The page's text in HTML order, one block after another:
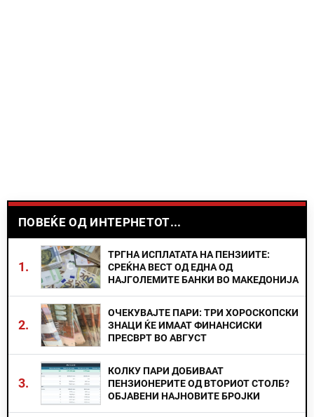
ПОВЕЌЕ ОД ИНТЕРНЕТОТ...
1.
ТРГНА ИСПЛАТАТА НА ПЕНЗИИТЕ:
СРЕЌНА ВЕСТ ОД ЕДНА ОД
НАЈГОЛЕМИТЕ БАНКИ ВО МАКЕДОНИЈА
2.
ОЧЕКУВАЈТЕ ПАРИ: ТРИ ХОРОСКОПСКИ
ЗНАЦИ ЌЕ ИМААТ ФИНАНСИСКИ
ПРЕСВРТ ВО АВГУСТ
3.
КОЛКУ ПАРИ ДОБИВААТ
ПЕНЗИОНЕРИТЕ ОД ВТОРИОТ СТОЛБ?
ОБЈАВЕНИ НАЈНОВИТЕ БРОЈКИ